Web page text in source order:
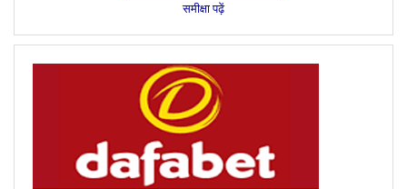
समीक्षा पढ़ें